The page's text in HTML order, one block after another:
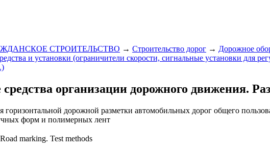
СТРОИТЕЛЬСТВО → Строительство дорог → Дорожное
и установки (ограничители скорости, сигнальные установки для
организации дорожного движения.
горизонтальной дорожной разметки автомобильных дорог общего
форм и полимерных лент
marking. Test methods